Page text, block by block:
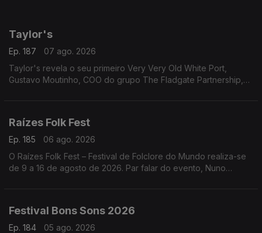
Taylor's
Ep. 187
07 ago. 2026
Taylor's revela o seu primeiro Very Very Old White Port,
Gustavo Moutinho, COO do grupo The Fladgate Partnership,
Raízes Folk Fest
Ep. 185
06 ago. 2026
O Raízes Folk Fest – Festival de Folclore do Mundo realiza-se
de 9 a 16 de agosto de 2026. Par falar do evento, Nuno
Festival Bons Sons 2026
Ep. 184
05 ago. 2026